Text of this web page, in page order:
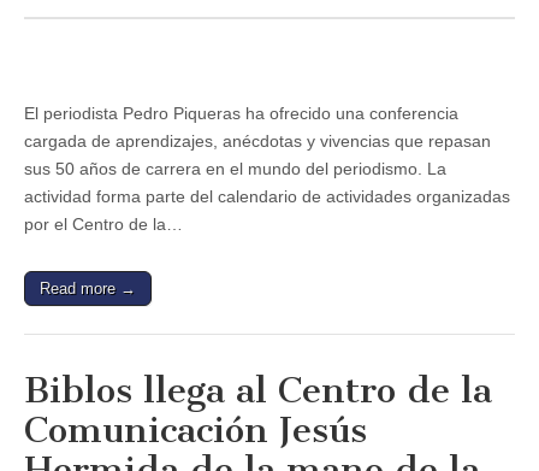
sobre
el
valor
compromiso
en
el
la
Comunicación
Hermida
El periodista Pedro Piqueras ha ofrecido una conferencia
cargada de aprendizajes, anécdotas y vivencias que repasan
sus 50 años de carrera en el mundo del periodismo. La
actividad forma parte del calendario de actividades organizadas
por el Centro de la…
Read more →
Biblos llega al Centro de la
Comunicación Jesús